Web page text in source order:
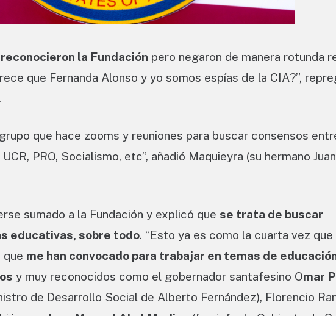
la Fundación pero negaron de manera rotunda
que Fernanda Alonso y yo somos espías de la CIA?”,
que hace zooms y reuniones para buscar consensos
PRO, Socialismo, etc”, añadió Maquieyra (su hermano
sumado a la Fundación y explicó que se trata de buscar
educativas, sobre todo. “Esto ya es como la cuarta vez
que me han convocado para trabajar en temas de
y muy reconocidos como el gobernador santafesino Omar
de Desarrollo Social de Alberto Fernández), Florencio